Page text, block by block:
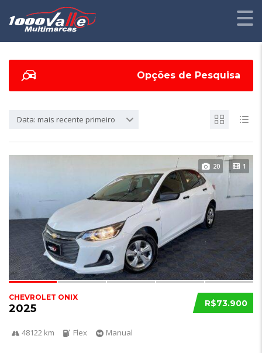
Opções de Pesquisa
Data: mais recente primeiro
20 1
R$73.900
CHEVROLET ONIX
2025
48122 km Flex Manual